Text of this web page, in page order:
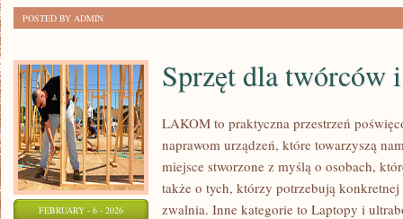
POSTED BY ADMIN
FEBRUARY - 6 - 2026
Sprzęt dla twórców
LAKOM to praktyczna przestrzeń
naprawom urządzeń, które towarzyszą
miejsce stworzone z myślą o osobach,
także o tych, którzy potrzebują
zwalnia. Inne kategorie to Laptopy i